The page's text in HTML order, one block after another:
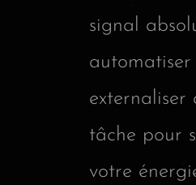
signal
automatiser
externaliser
tâche pour
votre